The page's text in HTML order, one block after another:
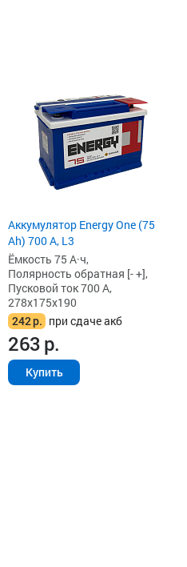
Аккумулятор Energy One (75
Ah) 700 А, L3
Ёмкость 75 А·ч,
Полярность обратная [- +],
Пусковой ток 700 А,
278x175x190
242р. при сдаче акб
263р.
Купить